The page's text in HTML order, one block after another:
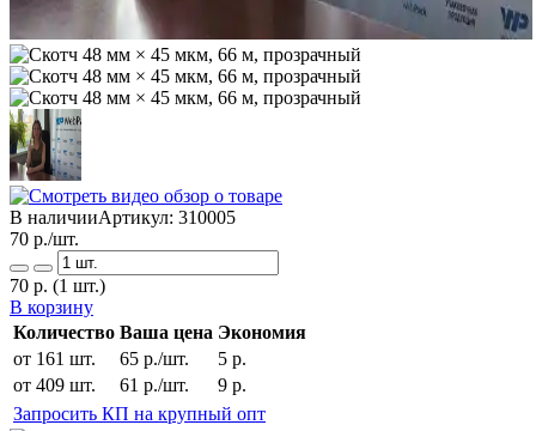
В наличииАртикул: 310005
70 р./шт.
70 р. (1 шт.)
В корзину
Количество Ваша цена Экономия
от 161 шт.
65 р./шт.
5 р.
от 409 шт.
61 р./шт.
9 р.
Запросить КП на крупный опт